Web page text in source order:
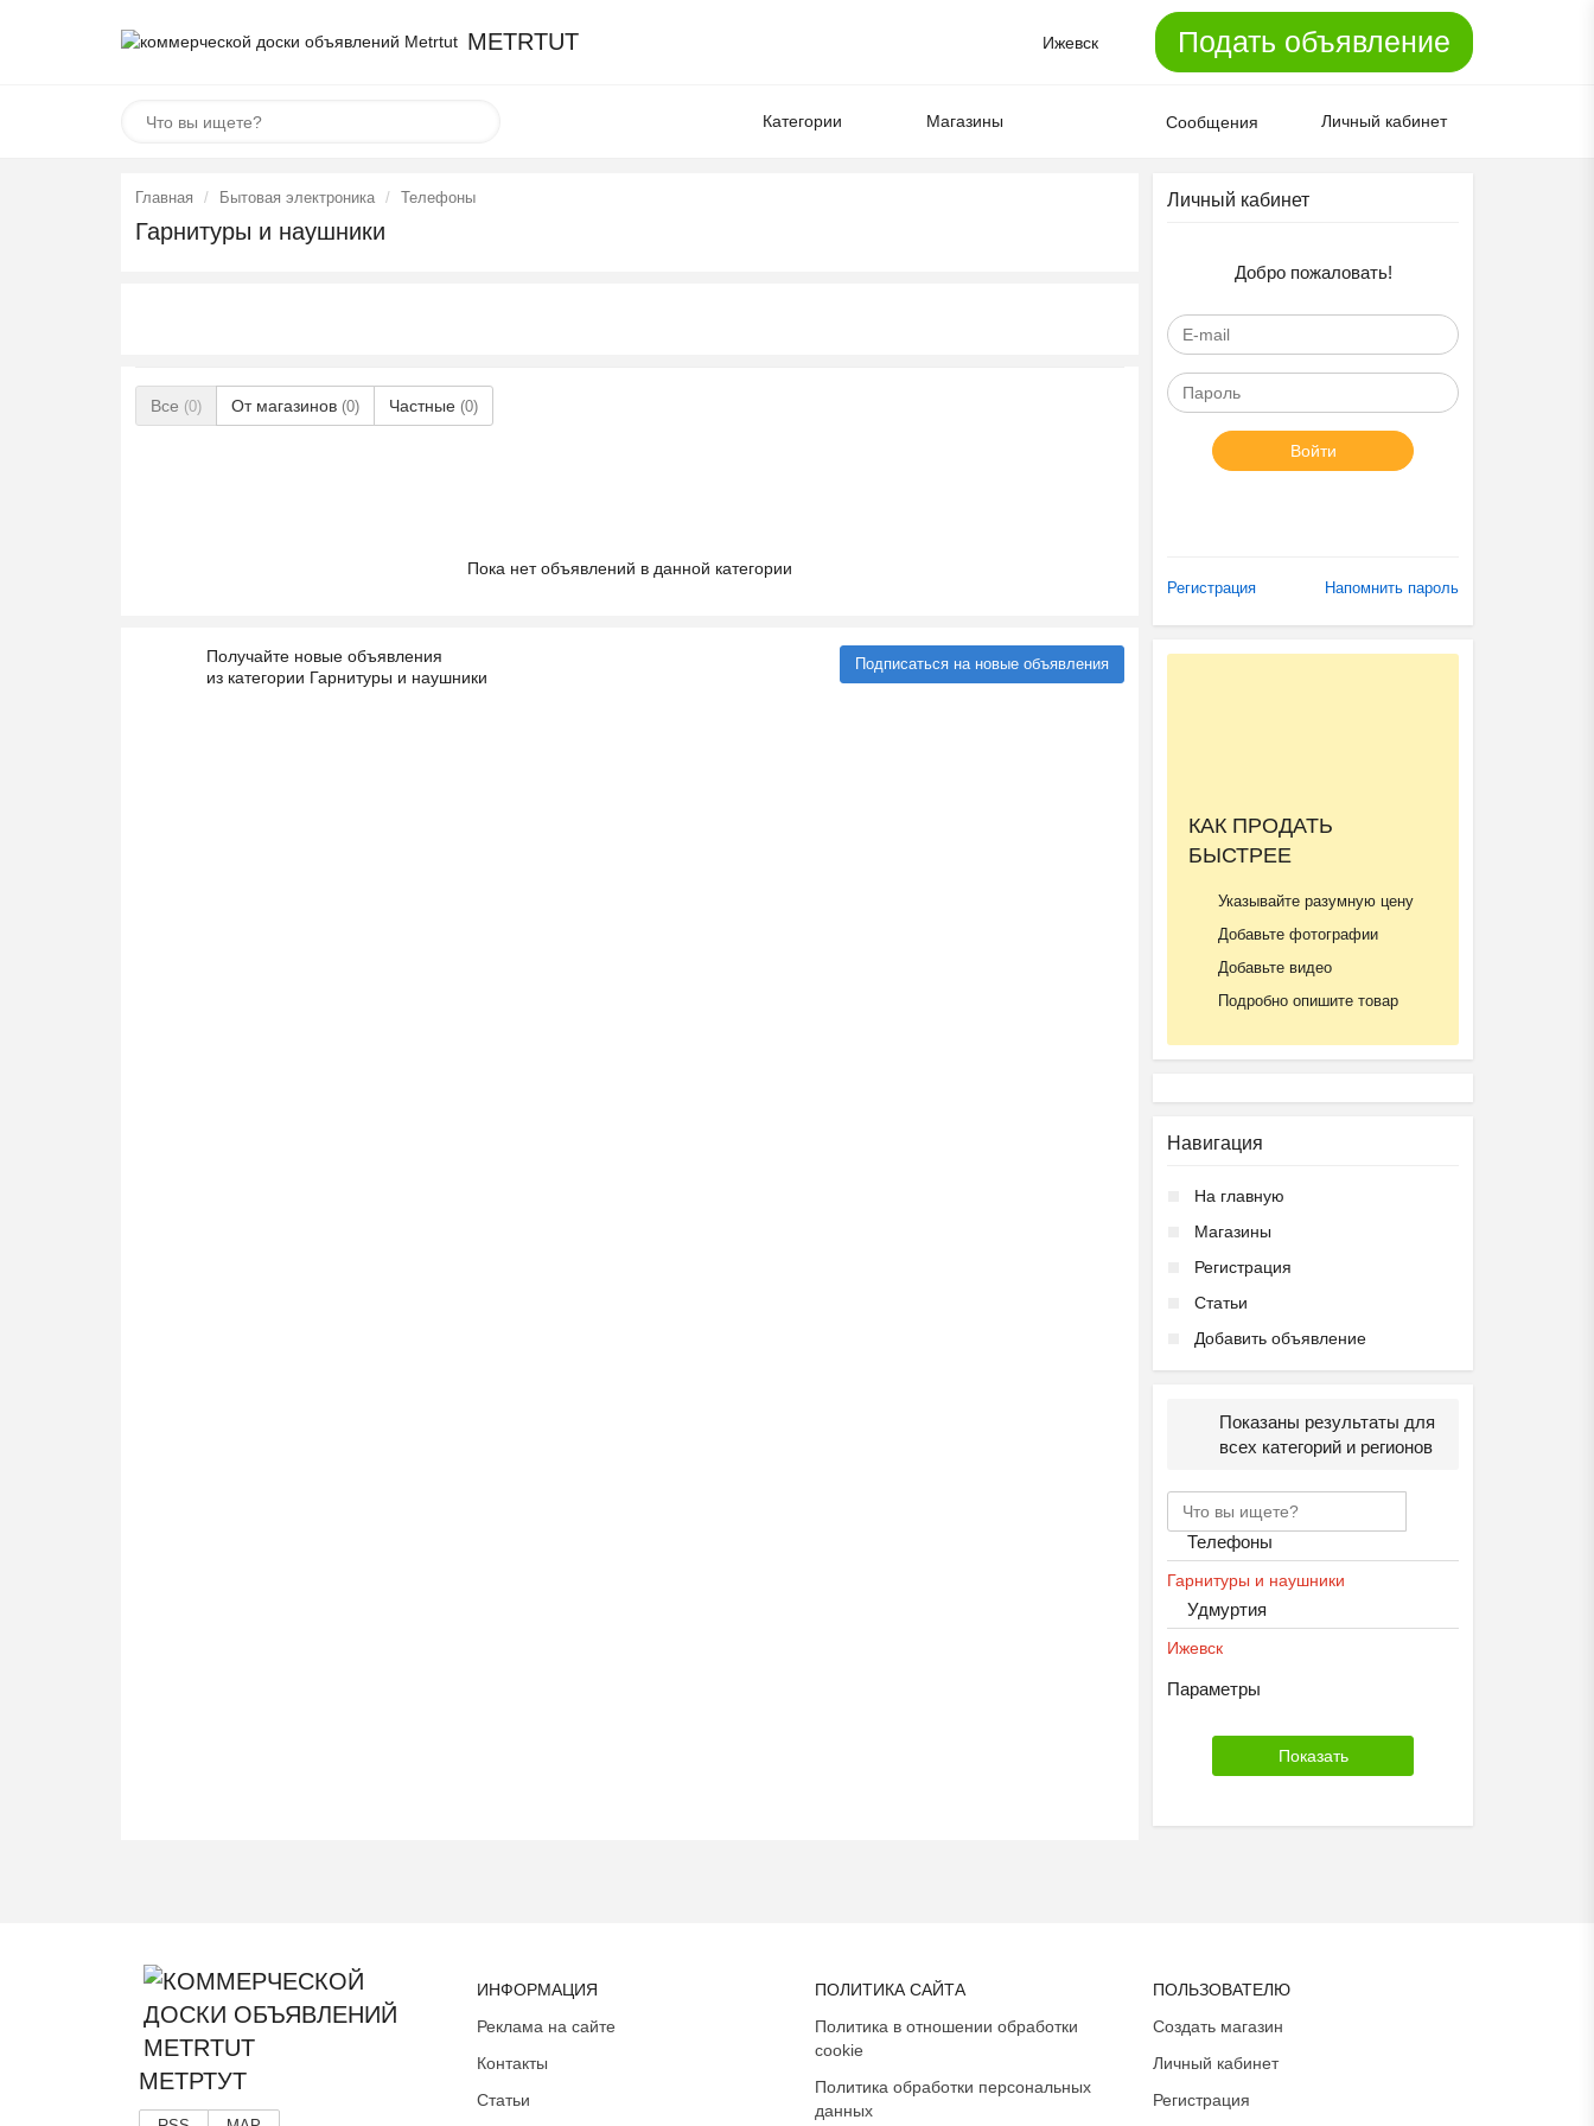
METRTUT Ижевск Подать объявление
Категории Магазины Сообщения Личный кабинет
Главная Бытовая электроника Телефоны
Гарнитуры и наушники
Все (0) От магазинов (0) Частные (0)
Пока нет объявлений в данной категории
Получайте новые объявления
из категории Гарнитуры и наушники
Подписаться на новые объявления
Личный кабинет
Добро пожаловать!
Войти
Регистрация Напомнить пароль
КАК ПРОДАТЬ
БЫСТРЕЕ
Указывайте разумную цену
Добавьте фотографии
Добавьте видео
Подробно опишите товар
Навигация
На главную
Магазины
Регистрация
Статьи
Добавить объявление
Показаны результаты для
всех категорий и регионов
Телефоны
Гарнитуры и наушники
Удмуртия
Ижевск
Параметры
МЕТРТУТ
ИНФОРМАЦИЯ
Реклама на сайте
Контакты
Статьи
ПОЛИТИКА САЙТА
Политика в отношении обработки
cookie
Политика обработки персональных
данных
ПОЛЬЗОВАТЕЛЮ
Создать магазин
Личный кабинет
Регистрация